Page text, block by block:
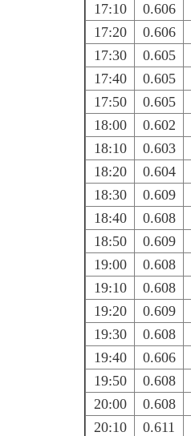
17:10
0.606
17:20
0.606
17:30
0.605
17:40
0.605
17:50
0.605
18:00
0.602
18:10
0.603
18:20
0.604
18:30
0.609
18:40
0.608
18:50
0.609
19:00
0.608
19:10
0.608
19:20
0.609
19:30
0.608
19:40
0.606
19:50
0.608
20:00
0.608
20:10
0.611